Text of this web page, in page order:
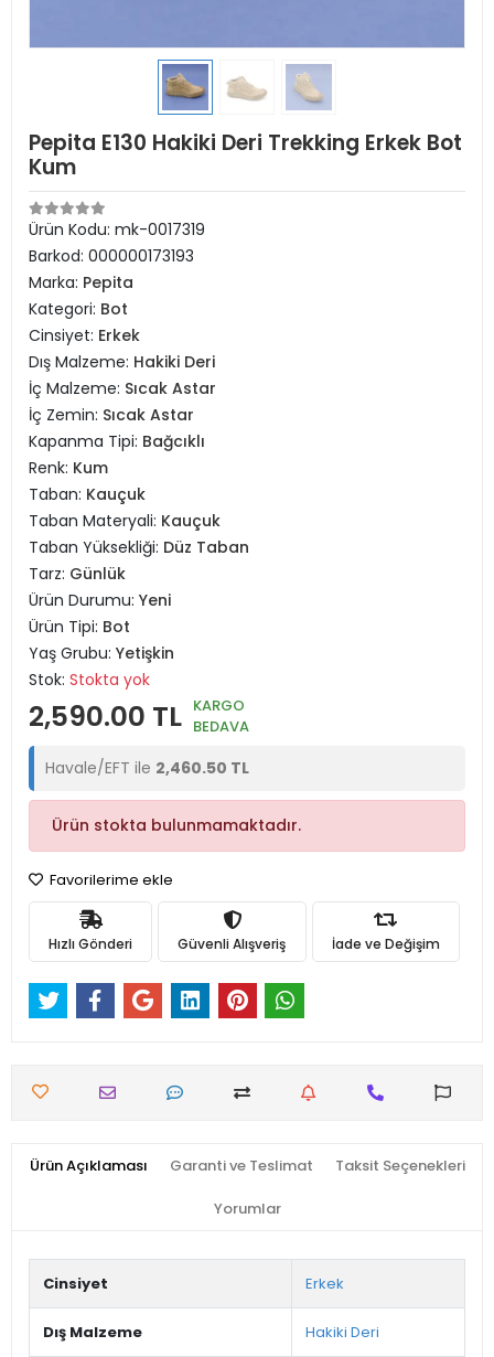
Pepita E130 Hakiki Deri Trekking Erkek Bot
Kum
Ürün Kodu: mk-0017319
Barkod: 000000173193
Marka: Pepita
Kategori: Bot
Cinsiyet: Erkek
Dış Malzeme: Hakiki Deri
İç Malzeme: Sıcak Astar
İç Zemin: Sıcak Astar
Kapanma Tipi: Bağcıklı
Renk: Kum
Taban: Kauçuk
Taban Materyali: Kauçuk
Taban Yüksekliği: Düz Taban
Tarz: Günlük
Ürün Durumu: Yeni
Ürün Tipi: Bot
Yaş Grubu: Yetişkin
Stok: Stokta yok
2,590.00 TL KARGO
BEDAVA
Havale/EFT ile 2,460.50 TL
Ürün stokta bulunmamaktadır.
Favorilerime ekle
Hızlı Gönderi Güvenli Alışveriş İade ve Değişim
Ürün Açıklaması Garanti ve Teslimat Taksit Seçenekleri
Yorumlar
Cinsiyet Erkek
Dış Malzeme Hakiki Deri